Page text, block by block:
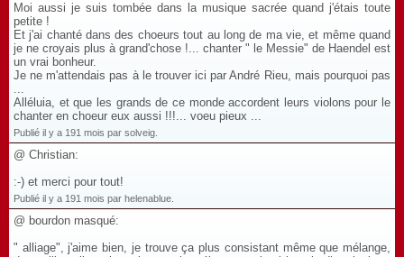
Moi aussi je suis tombée dans la musique sacrée quand j'étais toute
petite !
Et j'ai chanté dans des choeurs tout au long de ma vie, et même quand
je ne croyais plus à grand'chose !... chanter " le Messie" de Haendel est
un vrai bonheur.
Je ne m'attendais pas à le trouver ici par André Rieu, mais pourquoi pas
...
Alléluia, et que les grands de ce monde accordent leurs violons pour le
chanter en choeur eux aussi !!!... voeu pieux ...
Publié il y a 191 mois par solveig.
@ Christian:
:-) et merci pour tout!
Publié il y a 191 mois par helenablue.
@ bourdon masqué:
" alliage", j'aime bien, je trouve ça plus consistant même que mélange,